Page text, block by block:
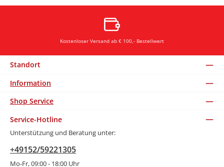
Kostenloser Versand ab € 100,- Bestellwert
Standort
Information
Shop Service
Service-Hotline
Unterstützung und Beratung unter:
+49152/59221305
Mo-Fr, 09:00 - 18:00 Uhr